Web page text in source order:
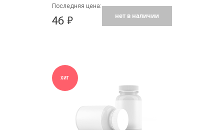
Последняя цена:
46 нет в наличии
ХИТ